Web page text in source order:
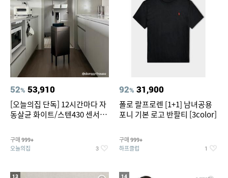
52% 53,910
[오늘의집 단독] 12시간마다 자
동살균 화이트/스텐430 센서휴
구매 999+
오늘의집 3
92% 31,900
폴로 랄프로렌 [1+1] 남녀공용
포니 기본 로고 반팔티 [3color]
구매 999+
하프클럽 1
13 14